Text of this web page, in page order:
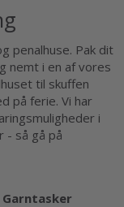
penalhuse. Pak dit
nemt i en af vores
til skuffen
på ferie. Vi har
i
- så gå på
Garntasker